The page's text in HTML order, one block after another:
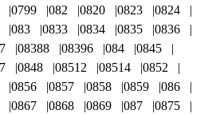
0799 082 0820 0823
0824
083 0833 0834 0835
0836
08388 08396 084
0845
0848 08512 08514
0852
0856 0857 0858 0859
086
0867 0868 0869 087
0875